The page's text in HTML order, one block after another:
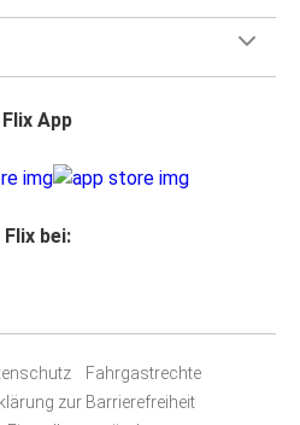
Flix App
Flix bei:
Fahrgastrechte
zur Barrierefreiheit